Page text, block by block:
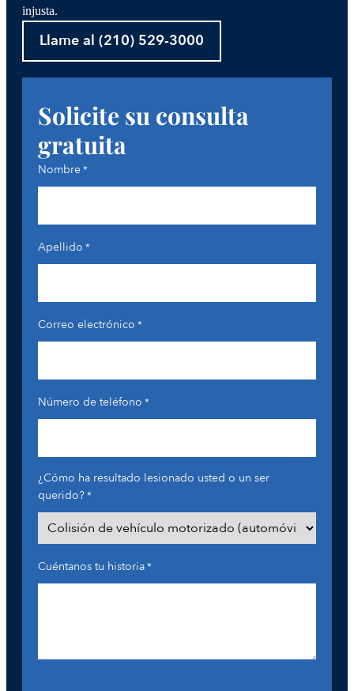
injusta.
Llame al (210) 529-3000
Solicite su consulta
gratuita
Nombre*
Apellido *
Correo electrónico *
Número de teléfono *
¿Cómo ha resultado lesionado usted o un ser
querido?*
Cuéntanos tu historia*